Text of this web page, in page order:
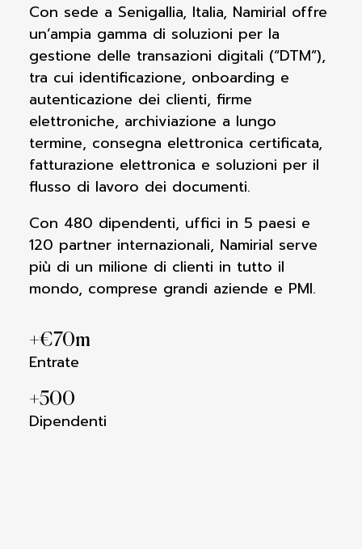
Con sede a Senigallia, Italia, Namirial offre
un’ampia gamma di soluzioni per la
gestione delle transazioni digitali (“DTM”),
tra cui identificazione, onboarding e
autenticazione dei clienti, firme
elettroniche, archiviazione a lungo
termine, consegna elettronica certificata,
fatturazione elettronica e soluzioni per il
flusso di lavoro dei documenti.
Con 480 dipendenti, uffici in 5 paesi e
120 partner internazionali, Namirial serve
più di un milione di clienti in tutto il
mondo, comprese grandi aziende e PMI.
+€70m
Entrate
+500
Dipendenti